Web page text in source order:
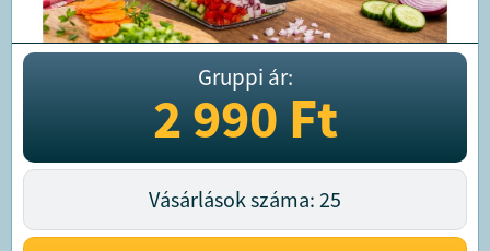
Gruppi ár:
2 990Ft
Vásárlások száma: 25